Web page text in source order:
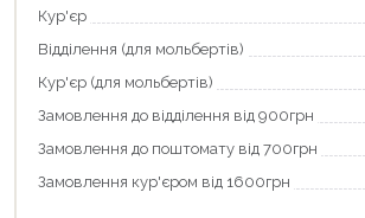
щоб
зекономити
та
отримати
переваги!
картою
єКнига
–
«Національний
кешбек»
та
отримуйте
повернення
Економте
більше
разом
Кур'єр
Відділення (для мольбертів)
Кур'єр (для мольбертів)
Замовлення до відділення від 900грн
Замовлення до поштомату від 700грн
Замовлення кур'єром від 1600грн